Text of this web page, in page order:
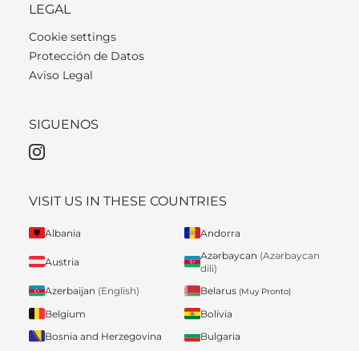
LEGAL
Cookie settings
Protección de Datos
Aviso Legal
SIGUENOS
VISIT US IN THESE COUNTRIES
Albania Andorra
Austria
Azərbaycan (Azərbaycan
dili)
Azerbaijan (English) Belarus (Muy Pronto)
Belgium
Bolivia
Bosnia and Herzegovina
Bulgaria